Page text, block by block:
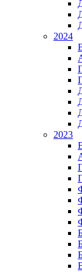
2024
2023